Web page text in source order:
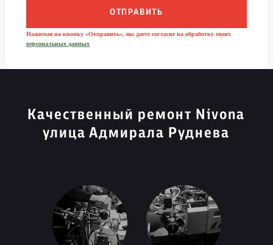
ОТПРАВИТЬ
Нажимая на кнопку «Отправить», вы даете согласие на обработку своих
персональных данных
Качественный ремонт Nivona
улица Адмирала Руднева